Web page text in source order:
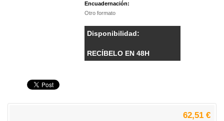
Encuadernación:
Otro formato
Disponibilidad:
RECÍBELO EN 48H
62,51 €